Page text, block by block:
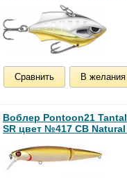
Сравнить В желания
Воблер Pontoon21
SR цвет №417 CB